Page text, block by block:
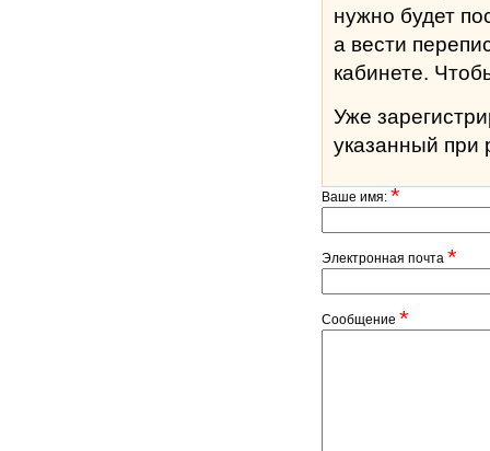
нужно будет
а вести
Уже
указанный при
Ваше имя:*
Электронная почта *
Сообщение *